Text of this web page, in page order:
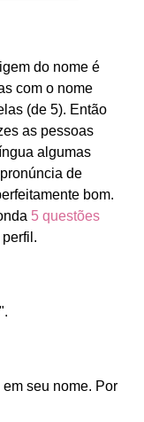
do nome é
com o nome
(de 5). Então
as pessoas
algumas
de
bom.
5 questões
seu nome. Por